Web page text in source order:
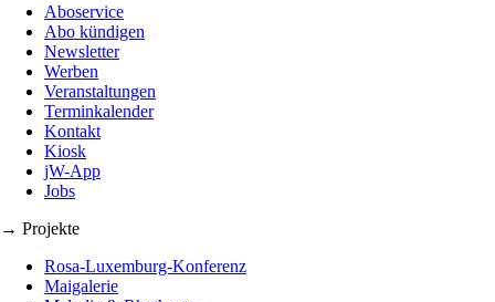
Aboservice
Abo kündigen
Newsletter
Werben
Veranstaltungen
Terminkalender
Kontakt
Kiosk
jW-App
Jobs
→ Projekte
Rosa-Luxemburg-Konferenz
Maigalerie